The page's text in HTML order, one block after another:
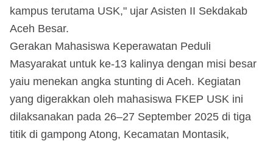
kampus terutama USK," ujar Asisten II Sekdakab
Aceh Besar.
Gerakan Mahasiswa Keperawatan Peduli
Masyarakat untuk ke-13 kalinya dengan misi besar
yaiu menekan angka stunting di Aceh. Kegiatan
yang digerakkan oleh mahasiswa FKEP USK ini
dilaksanakan pada 26–27 September 2025 di tiga
titik di gampong Atong, Kecamatan Montasik,